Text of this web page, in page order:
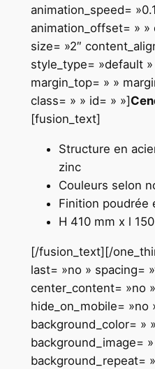
animation_speed=
animation_offset= »
size= »2″
style_type= »default
margin_top= » »
class= » » id= » »]
[fusion_text]
Structure en
zinc
Couleurs selon
Finition poudrée
H 410 mm x l
[/fusion_text][/
last= »no » spacing=
center_content= »no »
hide_on_mobile= »no
background_color= » »
background_image= »
background_repeat=